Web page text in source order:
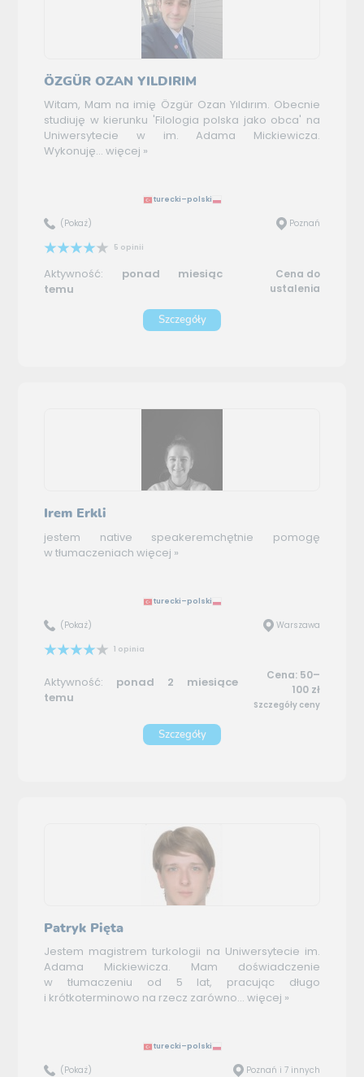
ÖZGÜR OZAN YILDIRIM
Witam, Mam na imię Özgür Ozan Yıldırım. Obecnie
studiuję w kierunku 'Filologia polska jako obca' na
Uniwersytecie w im. Adama Mickiewicza.
Wykonuję... więcej »
turecki–polski
(Pokaż) Poznań
5 opinii
Aktywność: ponad miesiąc
temu
Cena do
ustalenia
Szczegóły
Irem Erkli
jestem native speakeremchętnie pomogę
w tłumaczeniach więcej »
turecki–polski
(Pokaż) Warszawa
1 opinia
Aktywność: ponad 2 miesiące
temu
Cena: 50–
100 zł
Szczegóły ceny
Szczegóły
Patryk Pięta
Jestem magistrem turkologii na Uniwersytecie im.
Adama Mickiewicza. Mam doświadczenie
w tłumaczeniu od 5 lat, pracując długo
i krótkoterminowo na rzecz zarówno... więcej »
turecki–polski
(Pokaż) Poznań i 7 innych